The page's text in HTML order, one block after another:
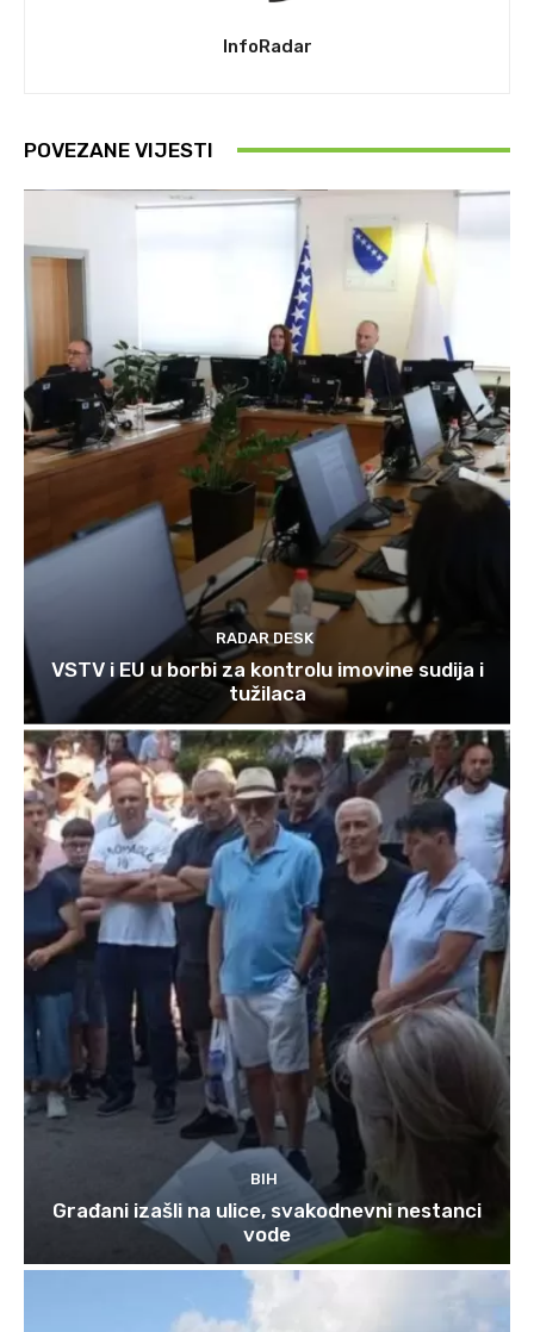
InfoRadar
POVEZANE VIJESTI
RADAR DESK
VSTV i EU u borbi za kontrolu imovine sudija i
tužilaca
BIH
Građani izašli na ulice, svakodnevni nestanci
vode